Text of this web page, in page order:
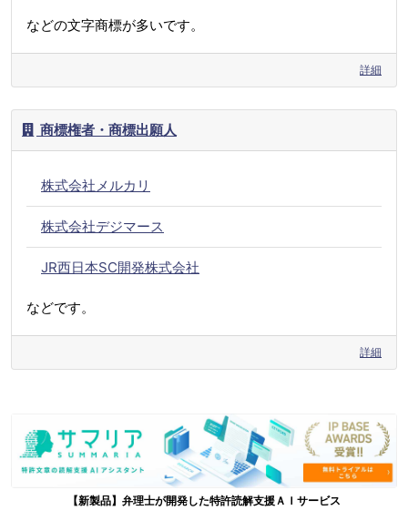
などの文字商標が多いです。
詳細
商標権者・商標出願人
株式会社メルカリ
株式会社デジマース
JR西日本SC開発株式会社
などです。
詳細
【新製品】弁理士が開発した特許読解支援ＡＩサービス